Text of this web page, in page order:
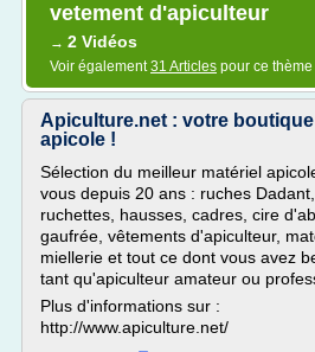
vetement d'apiculteur
→ 2 Vidéos
Voir également31 Articles pour ce thème
Apiculture.net : votre boutique
apicole !
Sélection du meilleur matériel
vous depuis 20 ans : ruches Dadant,
ruchettes, hausses, cadres, cire
gaufrée, vêtements d'apiculteur,
miellerie et tout ce dont vous avez
tant qu'apiculteur amateur ou
Plus d'informations sur :
http://www.apiculture.net/